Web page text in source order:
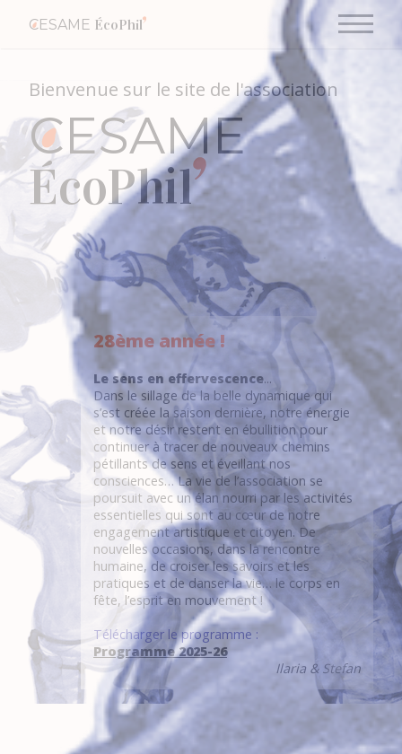
CESAME ÉcoPhil
Bienvenue sur le site de l'association
CESAME
ÉcoPhil
28ème année !
Le sens en effervescence...
Dans le sillage de la belle dynamique qui
s’est créée la saison dernière, notre énergie
et notre désir restent en ébullition pour
continuer à tracer de nouveaux chemins
pétillants de sens et éveillant nos
consciences… La vie de l’association se
poursuit avec un élan nourri par les activités
essentielles qui sont au cœur de notre
engagement artistique et citoyen. De
nouvelles occasions, dans la rencontre
humaine, de croiser les savoirs et les
pratiques et de danser la vie… le corps en
fête, l’esprit en mouvement !
Télécharger le programme :
Programme 2025-26
Ilaria & Stefan